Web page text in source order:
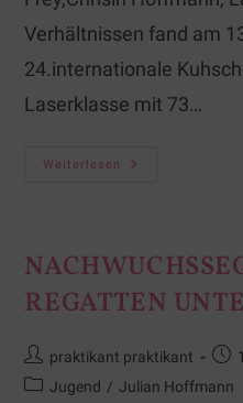
Verhältnissen fand am
24.internationale
Laserklasse mit 73…
Weiterlesen
REGATTEN
praktikant praktikant
Jugend / Julian Hoffmann